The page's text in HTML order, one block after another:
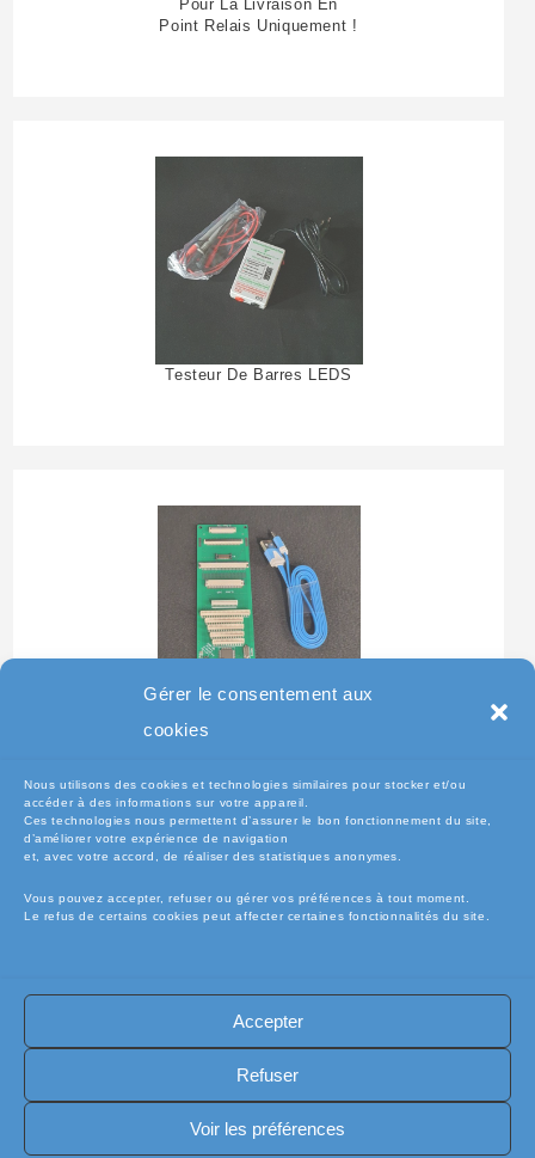
Gérer le consentement aux
cookies
Nous utilisons des cookies et technologies similaires pour stocker et/ou
accéder à des informations sur votre appareil.
Ces technologies nous permettent d’assurer le bon fonctionnement du site,
d’améliorer votre expérience de navigation
et, avec votre accord, de réaliser des statistiques anonymes.
Vous pouvez accepter, refuser ou gérer vos préférences à tout moment.
Le refus de certains cookies peut affecter certaines fonctionnalités du site.
Accepter
Refuser
Voir les préférences
Pour La Livraison En
Point Relais Uniquement !
Testeur De Barres LEDS
Testeur Pour Clavier De
🧾Conditions Générales de Vente (CGV)
🔐 Politique de confidentialité
🔐 Exercer mes droits RGPD
🛡️ Assurance casse / perte